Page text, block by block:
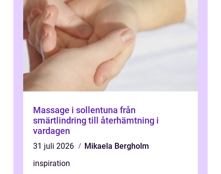
Massage i sollentuna från
smärtlindring till återhämtning i
vardagen
31 juli 2026
Mikaela Bergholm
inspiration